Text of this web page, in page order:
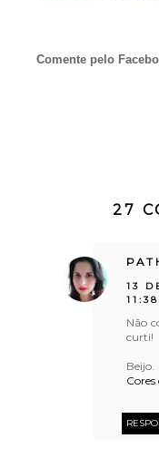
Comente pelo
27
13
11:38
Não
curti!
Beijo.
Cores